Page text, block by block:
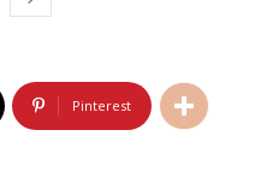
Pinterest